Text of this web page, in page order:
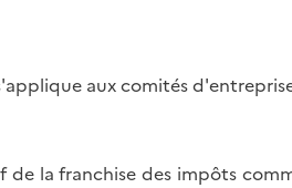
aux comités
la franchise des impôts